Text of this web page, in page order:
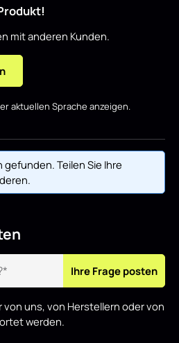
von 0 von 5 Sternen
mit anderen Kunden.
aktuellen Sprache anzeigen.
Teilen Sie Ihre
Ihre Frage posten
von uns, von Herstellern oder von
werden.